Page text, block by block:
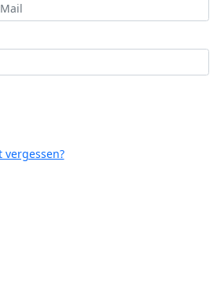
vergessen?